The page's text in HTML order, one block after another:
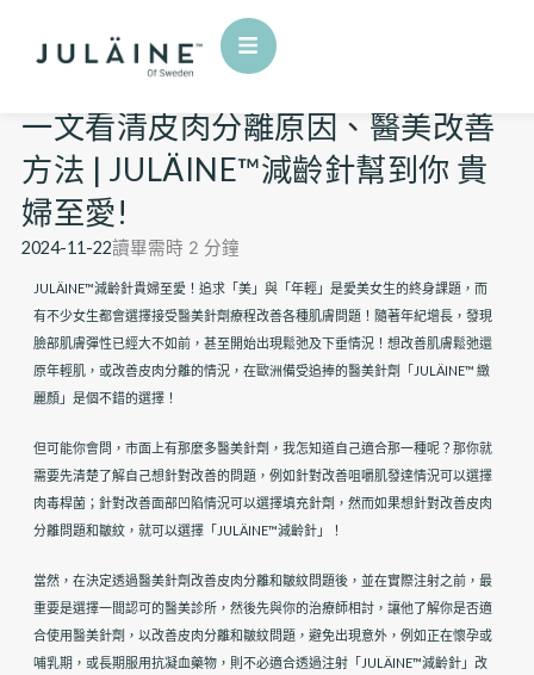
content
Menu
一文看清皮肉分離原因、醫美改善
方法 | JULÄINE™減齡針幫到你 貴
婦至愛!
2024-11-22讀畢需時 2 分鐘
JULÄINE™減齡針貴婦至愛！追求「美」與「年輕」是愛美女生的終身課題，而
有不少女生都會選擇接受醫美針劑療程改善各種肌膚問題！隨著年紀增長，發現
臉部肌膚彈性已經大不如前，甚至開始出現鬆弛及下垂情況！想改善肌膚鬆弛還
原年輕肌，或改善皮肉分離的情況，在歐洲備受追捧的醫美針劑「JULÄINE™ 緻
麗顏」是個不錯的選擇！
但可能你會問，市面上有那麼多醫美針劑，我怎知道自己適合那一種呢？那你就
需要先清楚了解自己想針對改善的問題，例如針對改善咀嚼肌發達情況可以選擇
肉毒桿菌；針對改善面部凹陷情況可以選擇填充針劑，然而如果想針對改善皮肉
分離問題和皺紋，就可以選擇「JULÄINE™減齡針」！
當然，在決定透過醫美針劑改善皮肉分離和皺紋問題後，並在實際注射之前，最
重要是選擇一間認可的醫美診所，然後先與你的治療師相討，讓他了解你是否適
合使用醫美針劑，以改善皮肉分離和皺紋問題，避免出現意外，例如正在懷孕或
哺乳期，或長期服用抗凝血藥物，則不必適合透過注射「JULÄINE™減齡針」改